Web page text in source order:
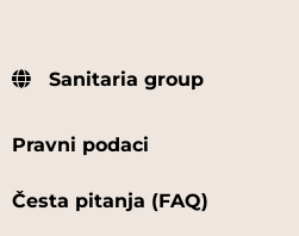
Sanitaria group
Pravni podaci
Česta pitanja (FAQ)